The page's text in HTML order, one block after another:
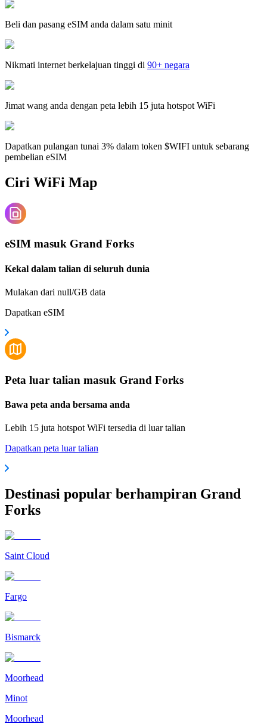
Beli dan pasang eSIM anda dalam satu minit
Nikmati internet berkelajuan tinggi di 90+ negara
Jimat wang anda dengan peta lebih 15 juta hotspot WiFi
Dapatkan pulangan tunai 3% dalam token $WIFI untuk sebarang
pembelian eSIM
Ciri WiFi Map
eSIM masuk Grand Forks
Kekal dalam talian di seluruh dunia
Mulakan dari null/GB data
Dapatkan eSIM
Peta luar talian masuk Grand Forks
Bawa peta anda bersama anda
Lebih 15 juta hotspot WiFi tersedia di luar talian
Dapatkan peta luar talian
Destinasi popular berhampiran Grand
Forks
Saint Cloud
Fargo
Bismarck
Moorhead
Minot
Moorhead